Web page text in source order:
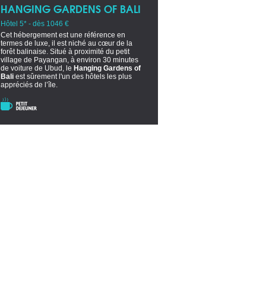
HANGING GARDENS OF BALI
Hôtel 5* - dès 1046 €
Cet hébergement est une référence en
termes de luxe, il est niché au cœur de la
forêt balinaise. Situé à proximité du petit
village de Payangan, à environ 30 minutes
de voiture de Ubud, le Hanging Gardens of
Bali est sûrement l'un des hôtels les plus
appréciés de l’île.